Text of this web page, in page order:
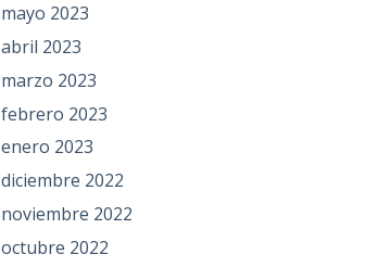
mayo 2023
abril 2023
marzo 2023
febrero 2023
enero 2023
diciembre 2022
noviembre 2022
octubre 2022